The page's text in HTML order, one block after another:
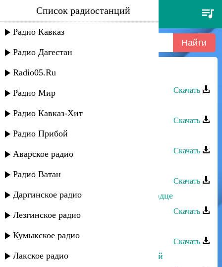
асланбек идрисов - чубарю
Список радиостанций
Радио Кавказ
Радио Дагестан
Radio05.Ru
Радио Мир
Радио Кавказ-Хит
Радио Прибой
Аварское радио
Радио Ватан
Даргинское радио
Лезгинское радио
Кумыкское радио
Лакское радио
Асланбек Идрисов - Чубарю
Скачать
Скачать
Асланбек Идрисов - Ищу тебя
Скачать
Скачать
Асланбек Идрисов - Ты в моем сердце
Скачать
Скачать
Асланбек Идрисов - Глаза любимой